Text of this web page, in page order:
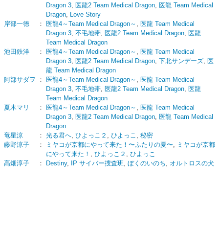
Dragon 3, 医龍2 Team Medical Dragon, 医龍 Team Medical
Dragon, Love Story
岸部一徳
： 医龍4～Team Medical Dragon～ , 医龍 Team Medical
Dragon 3, 不毛地帯, 医龍2 Team Medical Dragon, 医龍
Team Medical Dragon
池田鉄洋
： 医龍4～Team Medical Dragon～ , 医龍 Team Medical
Dragon 3, 医龍2 Team Medical Dragon, 下北サンデーズ, 医
龍 Team Medical Dragon
阿部サダヲ
： 医龍4～Team Medical Dragon～ , 医龍 Team Medical
Dragon 3, 不毛地帯, 医龍2 Team Medical Dragon, 医龍
Team Medical Dragon
夏木マリ
： 医龍4～Team Medical Dragon～ , 医龍 Team Medical
Dragon 3, 医龍2 Team Medical Dragon, 医龍 Team Medical
Dragon
竜星涼
： 光る君へ, ひよっこ２ , ひよっこ , 秘密
藤野涼子
： ミヤコが京都にやって来た！〜ふたりの夏〜, ミヤコが京都
にやって来た！ , ひよっこ２ , ひよっこ
高畑淳子
： Destiny, IP サイバー捜査班, ぼくのいのち, オルトロスの犬